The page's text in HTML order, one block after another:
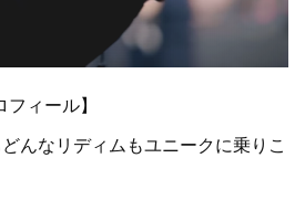
ィール】
んなリディムもユニークに乗りこ